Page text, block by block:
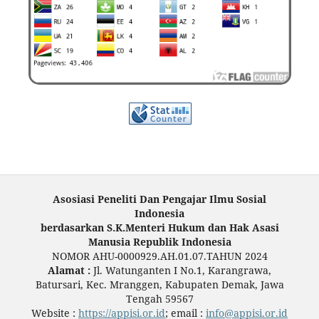
Asosiasi Peneliti Dan Pengajar Ilmu Sosial
Indonesia
berdasarkan S.K.Menteri Hukum dan Hak Asasi
Manusia Republik Indonesia
NOMOR AHU-0000929.AH.01.07.TAHUN 2024
Alamat : Jl. Watunganten I No.1, Karangrawa,
Batursari, Kec. Mranggen, Kabupaten Demak, Jawa
Tengah 59567
Website : https://appisi.or.id; email : info@appisi.or.id